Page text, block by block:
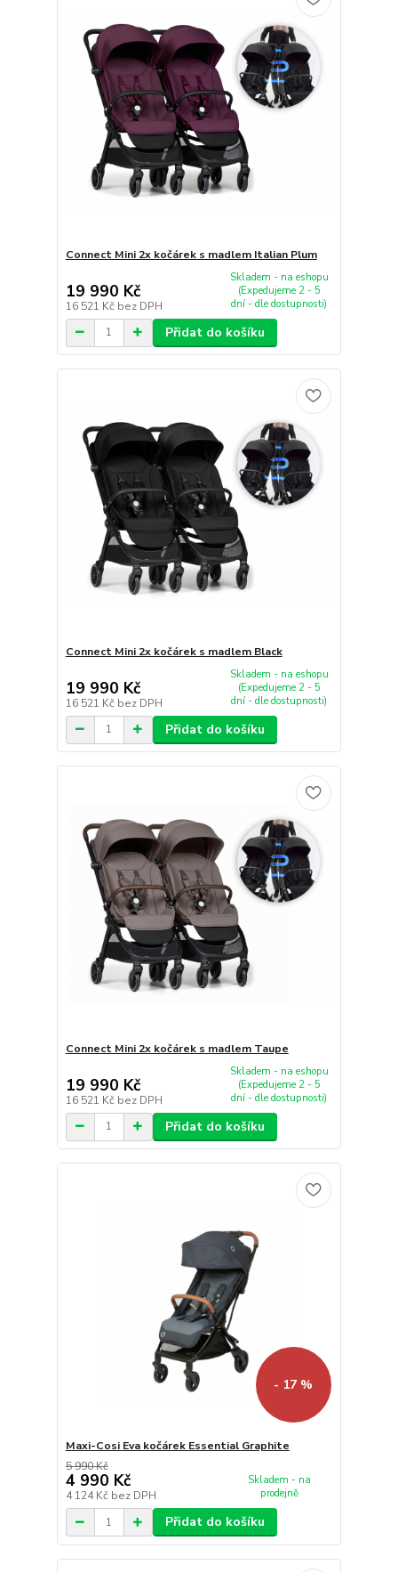
Connect Mini 2x kočárek s madlem Italian Plum
19 990 Kč
16 521 Kč bez DPH
Skladem - na eshopu
(Expedujeme 2 - 5
dní - dle dostupnosti)
Přidat do košíku
Connect Mini 2x kočárek s madlem Black
19 990 Kč
16 521 Kč bez DPH
Skladem - na eshopu
(Expedujeme 2 - 5
dní - dle dostupnosti)
Přidat do košíku
Connect Mini 2x kočárek s madlem Taupe
19 990 Kč
16 521 Kč bez DPH
Skladem - na eshopu
(Expedujeme 2 - 5
dní - dle dostupnosti)
Přidat do košíku
- 17 %
Maxi-Cosi Eva kočárek Essential Graphite
5 990 Kč
4 990 Kč
4 124 Kč bez DPH
Skladem - na
prodejně
Přidat do košíku